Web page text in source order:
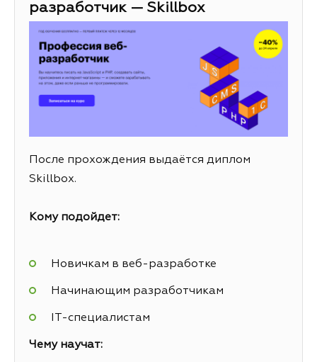
разработчик — Skillbox
После прохождения выдаётся диплом
Skillbox.
Кому подойдет:
Новичкам в веб-разработке
Начинающим разработчикам
IT-специалистам
Чему научат: